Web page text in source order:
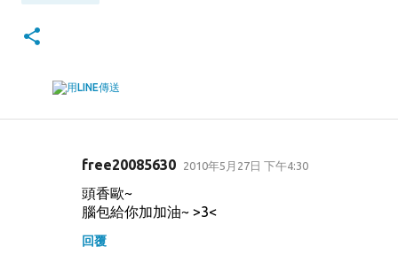
free20085630 2010年5月27日 下午4:30
頭香歐~
腦包給你加加油~ >3<
回覆